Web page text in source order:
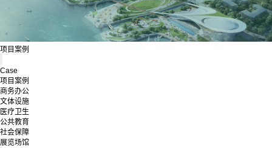
项目案例
Case
项目案例
商务办公
文体设施
医疗卫生
公共教育
社会保障
展览场馆